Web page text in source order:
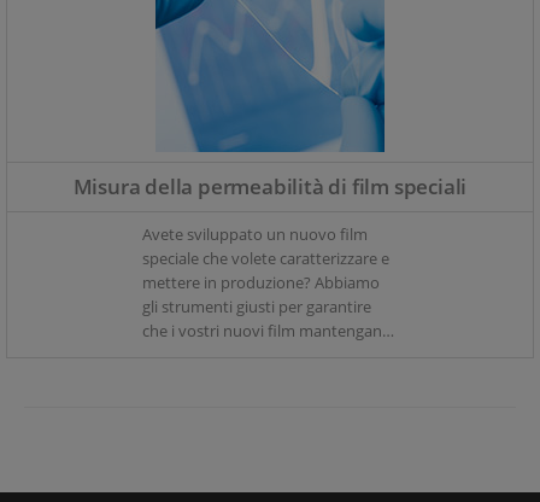
Misura della permeabilità di film speciali
Avete sviluppato un nuovo film
speciale che volete caratterizzare e
mettere in produzione? Abbiamo
gli strumenti giusti per garantire
che i vostri nuovi film mantengano